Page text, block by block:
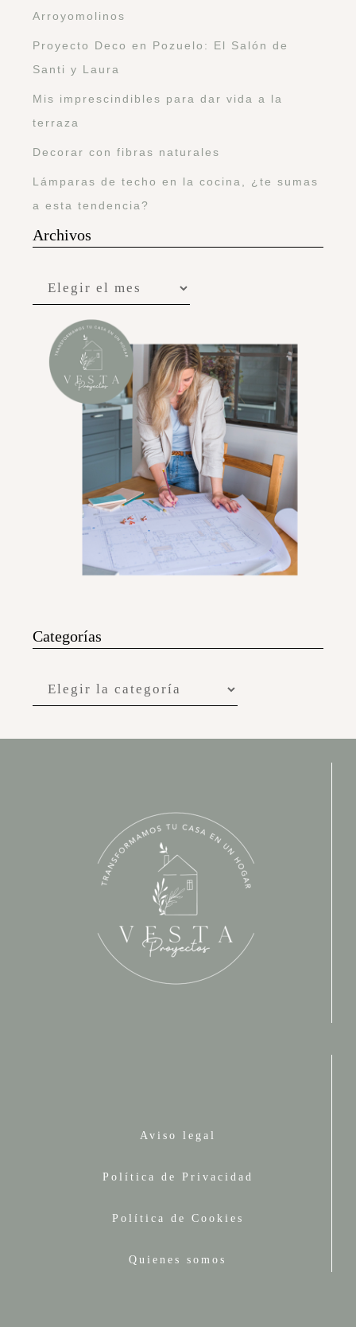
Arroyomolinos
Proyecto Deco en Pozuelo: El Salón de
Santi y Laura
Mis imprescindibles para dar vida a la
terraza
Decorar con fibras naturales
Lámparas de techo en la cocina, ¿te sumas
a esta tendencia?
Archivos
Categorías
Aviso legal
Política de Privacidad
Política de Cookies
Quienes somos